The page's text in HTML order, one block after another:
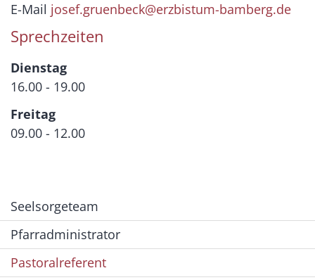
E-Mail josef.gruenbeck@erzbistum-bamberg.de
Sprechzeiten
Dienstag
16.00 - 19.00
Freitag
09.00 - 12.00
Seelsorgeteam
Pfarradministrator
Pastoralreferent